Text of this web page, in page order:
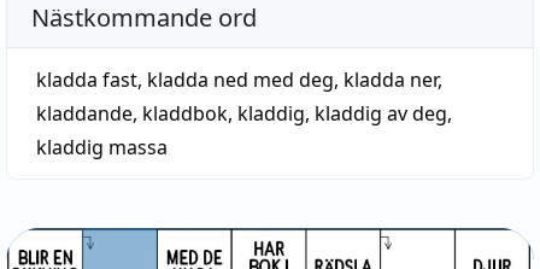
Nästkommande ord
kladda fast, kladda ned med deg, kladda ner,
kladdande, kladdbok, kladdig, kladdig av deg,
kladdig massa